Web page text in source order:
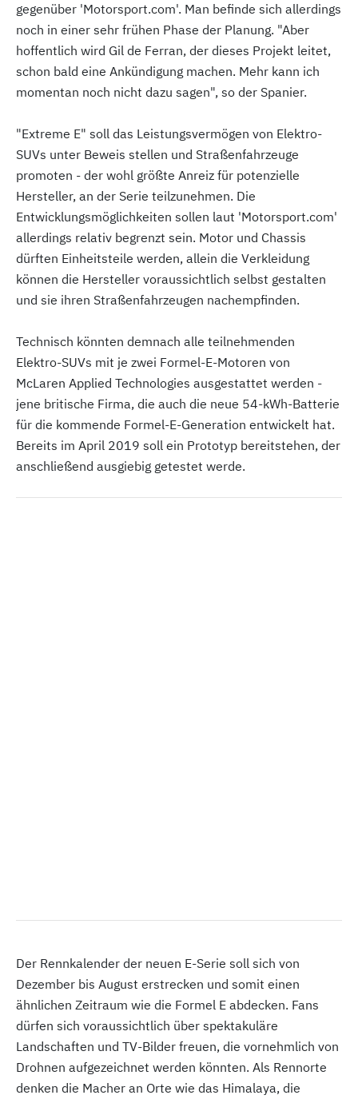
gegenüber 'Motorsport.com'. Man befinde sich allerdings
noch in einer sehr frühen Phase der Planung. "Aber
hoffentlich wird Gil de Ferran, der dieses Projekt leitet,
schon bald eine Ankündigung machen. Mehr kann ich
momentan noch nicht dazu sagen", so der Spanier.
"Extreme E" soll das Leistungsvermögen von Elektro-
SUVs unter Beweis stellen und Straßenfahrzeuge
promoten - der wohl größte Anreiz für potenzielle
Hersteller, an der Serie teilzunehmen. Die
Entwicklungsmöglichkeiten sollen laut 'Motorsport.com'
allerdings relativ begrenzt sein. Motor und Chassis
dürften Einheitsteile werden, allein die Verkleidung
können die Hersteller voraussichtlich selbst gestalten
und sie ihren Straßenfahrzeugen nachempfinden.
Technisch könnten demnach alle teilnehmenden
Elektro-SUVs mit je zwei Formel-E-Motoren von
McLaren Applied Technologies ausgestattet werden -
jene britische Firma, die auch die neue 54-kWh-Batterie
für die kommende Formel-E-Generation entwickelt hat.
Bereits im April 2019 soll ein Prototyp bereitstehen, der
anschließend ausgiebig getestet werde.
Der Rennkalender der neuen E-Serie soll sich von
Dezember bis August erstrecken und somit einen
ähnlichen Zeitraum wie die Formel E abdecken. Fans
dürfen sich voraussichtlich über spektakuläre
Landschaften und TV-Bilder freuen, die vornehmlich von
Drohnen aufgezeichnet werden könnten. Als Rennorte
denken die Macher an Orte wie das Himalaya, die